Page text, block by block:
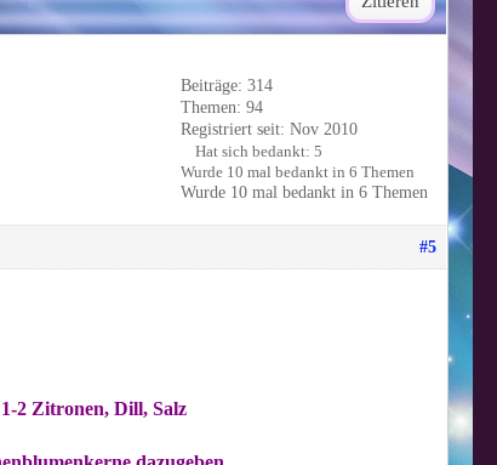
Beiträge: 314
Themen: 94
Registriert seit: Nov 2010
Hat sich bedankt: 5
Wurde 10 mal bedankt in 6 Themen
Wurde 10 mal bedankt in 6 Themen
#5
1-2 Zitronen, Dill, Salz